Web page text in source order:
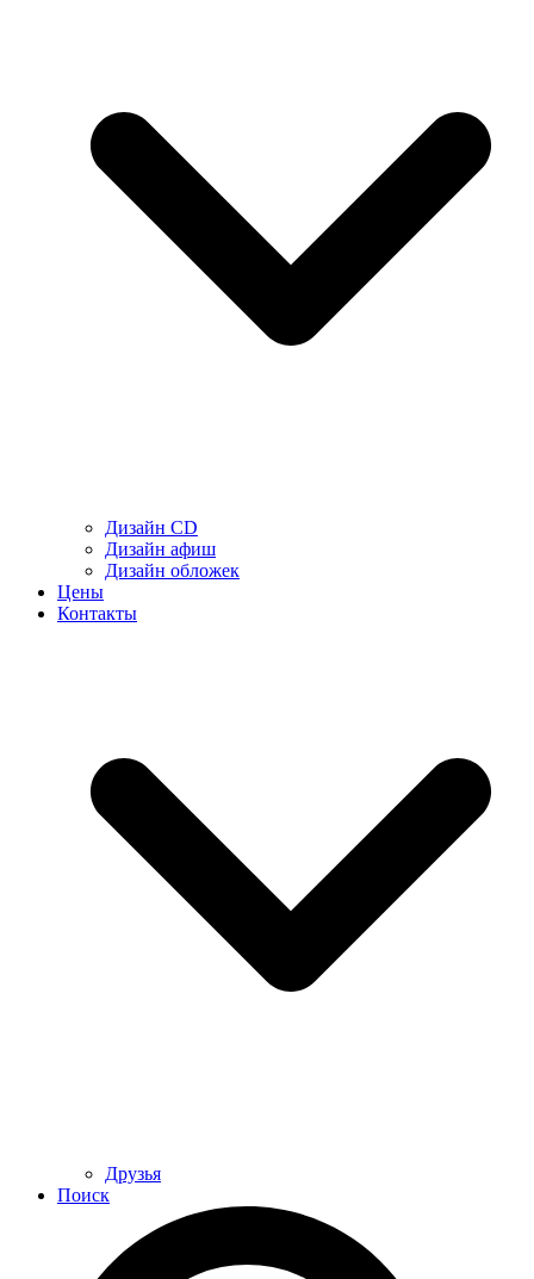
Дизайн CD
Дизайн афиш
Дизайн обложек
Цены
Контакты
Друзья
Поиск